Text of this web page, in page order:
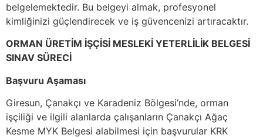
belgelemektedir. Bu belgeyi almak, profesyonel
kimliğinizi güçlendirecek ve iş güvencenizi artıracaktır.
ORMAN ÜRETİM İŞÇİSİ MESLEKİ YETERLİLİK BELGESİ
SINAV SÜRECİ
Başvuru Aşaması
Giresun, Çanakçı ve Karadeniz Bölgesi’nde, orman
işçiliği ve ilgili alanlarda çalışanların Çanakçı Ağaç
Kesme MYK Belgesi alabilmesi için başvurular KRK